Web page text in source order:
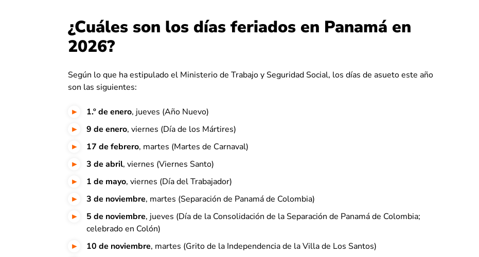
¿Cuáles son los días feriados en Panamá en
2026?
Según lo que ha estipulado el Ministerio de Trabajo y Seguridad Social, los días de asueto este año
son las siguientes:
1.º de enero, jueves (Año Nuevo)
9 de enero, viernes (Día de los Mártires)
17 de febrero, martes (Martes de Carnaval)
3 de abril, viernes (Viernes Santo)
1 de mayo, viernes (Día del Trabajador)
3 de noviembre, martes (Separación de Panamá de Colombia)
5 de noviembre, jueves (Día de la Consolidación de la Separación de Panamá de Colombia;
celebrado en Colón)
10 de noviembre, martes (Grito de la Independencia de la Villa de Los Santos)